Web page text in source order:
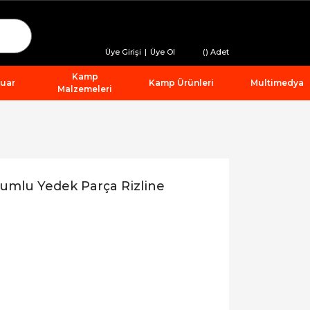
Üye Girişi | Üye Ol () Adet
Kamp
Malzemeleri
Kamp Ürünleri Multimedya
Yedek Parça Rizline